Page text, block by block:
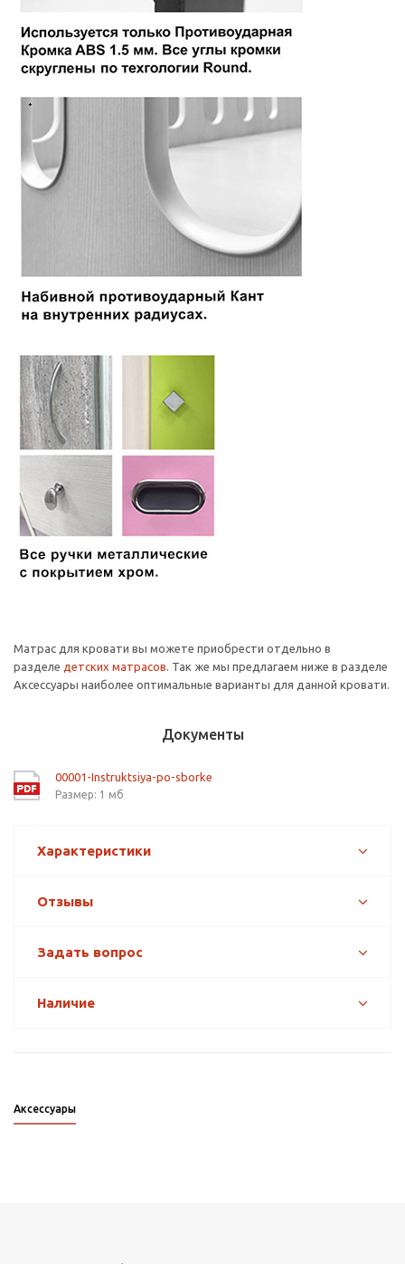
Матрас для кровати вы можете приобрести отдельно в
разделе детских матрасов. Так же мы предлагаем ниже в разделе
Аксессуары наиболее оптимальные варианты для данной кровати.
Документы
00001-Instruktsiya-po-sborke
Размер: 1 мб
Характеристики
Отзывы
Задать вопрос
Наличие
Аксессуары